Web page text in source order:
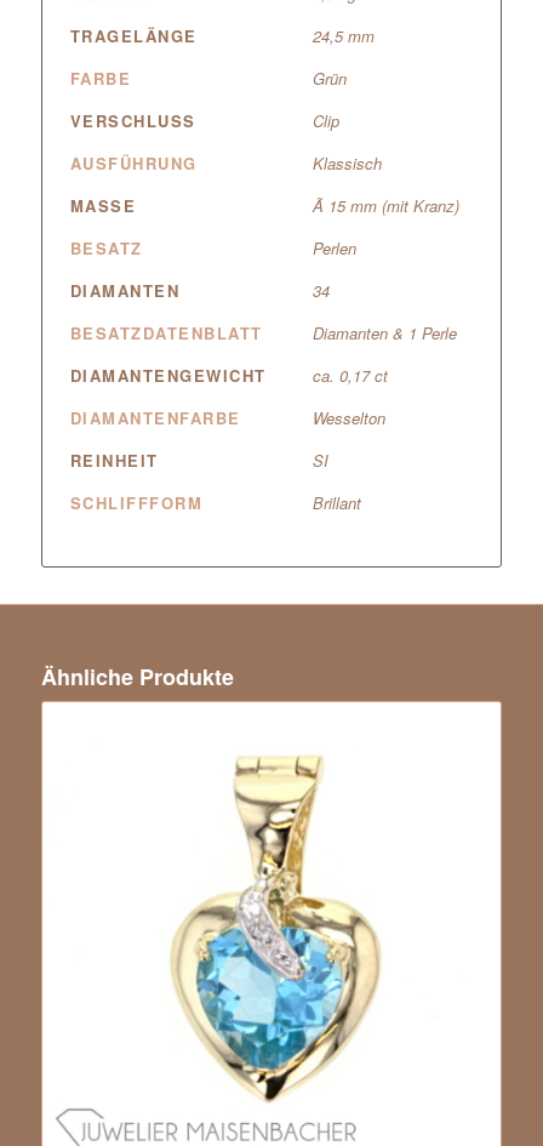
TRAGELÄNGE
24,5 mm
FARBE
Grün
VERSCHLUSS
Clip
AUSFÜHRUNG
Klassisch
MASSE
Ã 15 mm (mit Kranz)
BESATZ
Perlen
DIAMANTEN
34
BESATZDATENBLATT
Diamanten & 1 Perle
DIAMANTENGEWICHT
ca. 0,17 ct
DIAMANTENFARBE
Wesselton
REINHEIT
SI
SCHLIFFFORM
Brillant
Ähnliche Produkte